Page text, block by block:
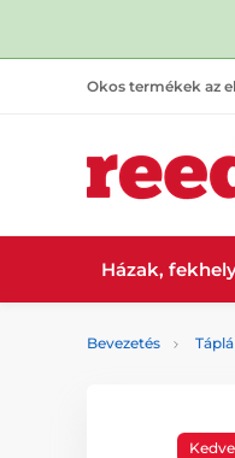
Okos termékek az
Házak,
Bevezetés